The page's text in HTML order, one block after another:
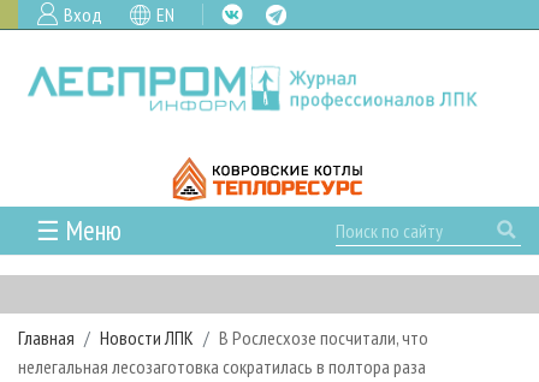
Вход EN
☰ Меню
ГЛАВНАЯ
РУБРИКИ И ТЕМЫ
РУБРИКИ ЖУРНАЛА
НОВОСТИ
Главная Новости ЛПК
В Рослесхозе посчитали, что
нелегальная лесозаготовка сократилась в полтора раза